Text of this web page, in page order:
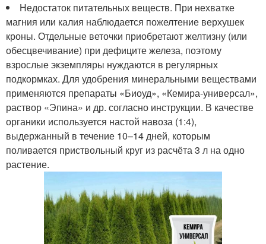
Недостаток питательных веществ. При нехватке
магния или калия наблюдается пожелтение верхушек
кроны. Отдельные веточки приобретают желтизну (или
обесцвечивание) при дефиците железа, поэтому
взрослые экземпляры нуждаются в регулярных
подкормках. Для удобрения минеральными веществами
применяются препараты «Биоуд», «Кемира-универсал»,
раствор «Эпина» и др. согласно инструкции. В качестве
органики используется настой навоза (1:4),
выдержанный в течение 10–14 дней, которым
поливается приствольный круг из расчёта 3 л на одно
растение.